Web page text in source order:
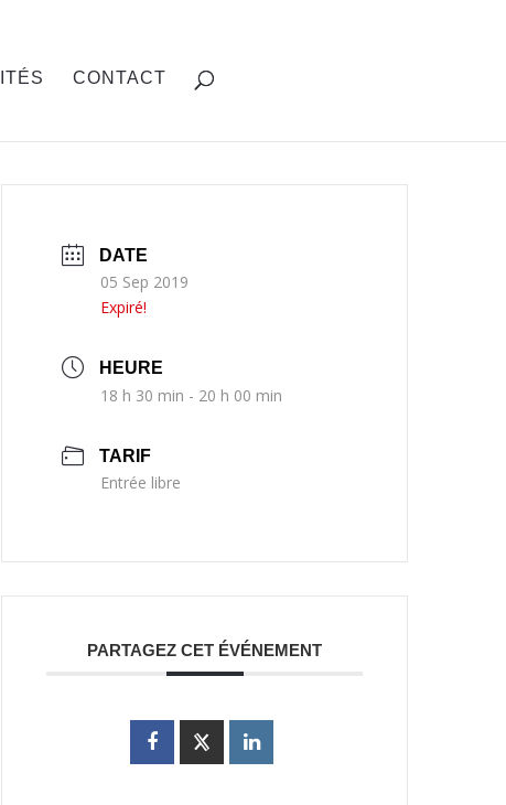
CONTACT
DATE
05 Sep 2019
Expiré!
HEURE
18 h 30 min - 20 h 00 min
TARIF
Entrée libre
PARTAGEZ CET ÉVÉNEMENT